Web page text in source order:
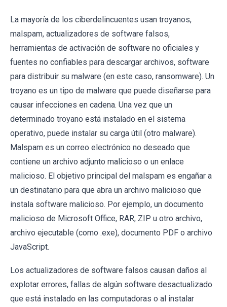
La mayoría de los ciberdelincuentes usan troyanos,
malspam, actualizadores de software falsos,
herramientas de activación de software no oficiales y
fuentes no confiables para descargar archivos, software
para distribuir su malware (en este caso, ransomware). Un
troyano es un tipo de malware que puede diseñarse para
causar infecciones en cadena. Una vez que un
determinado troyano está instalado en el sistema
operativo, puede instalar su carga útil (otro malware).
Malspam es un correo electrónico no deseado que
contiene un archivo adjunto malicioso o un enlace
malicioso. El objetivo principal del malspam es engañar a
un destinatario para que abra un archivo malicioso que
instala software malicioso. Por ejemplo, un documento
malicioso de Microsoft Office, RAR, ZIP u otro archivo,
archivo ejecutable (como .exe), documento PDF o archivo
JavaScript.
Los actualizadores de software falsos causan daños al
explotar errores, fallas de algún software desactualizado
que está instalado en las computadoras o al instalar